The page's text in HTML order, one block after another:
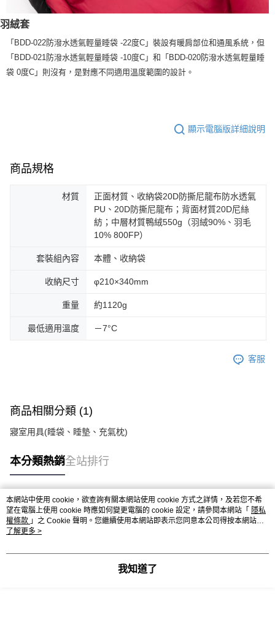
羽絨套
「BDD-022防潑水透氣輕量睡袋 -22度C」裝設有暖肩部位和通風系統，但
「BDD-021防潑水透氣輕量睡袋 -10度C」和「BDD-020防潑水透氣輕量睡
袋 0度C」則沒有，是對應不同適用溫度範圍的設計。
顯示電腦版詳細說明
商品規格
材質
正面材質、收納袋20D防撕尼龍布防水透氣
PU、20D防撕尼龍布；背面材質20D尼絲
紡；中層材質鴨絨550g（羽絨90%、羽毛
10% 800FP）
套裝組內容 本體、收納袋
收納尺寸 φ210×340mm
重量 約1120g
最低適用溫度 －7°C
客服
商品相關分類 (1)
寢室用具(睡袋、睡墊、充氣枕)
本分類熱銷全站排行
熱門標籤
本網站中使用 cookie，欲查詢有關本網站使用 cookie 方式之詳情，及若您不希
望在電腦上使用 cookie 時應如何變更電腦的 cookie 設定，請參閱本網站「 隱私
權條款 」之 Cookie 聲明。您繼續使用本網站即表示您同意本公司得按本網站使
用條款之 Cookie 聲明使用 cookie。
了解更多 >
我知道了